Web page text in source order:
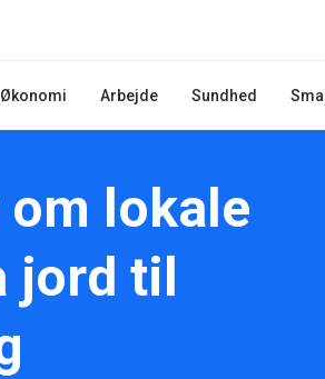
Økonomi Arbejde Sundhed
lokale
jord til